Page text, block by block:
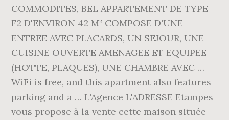
COMMODITES, BEL APPARTEMENT DE TYPE
F2 D'ENVIRON 42 M² COMPOSE D'UNE
ENTREE AVEC PLACARDS, UN SEJOUR, UNE
CUISINE OUVERTE AMENAGEE ET EQUIPEE
(HOTTE, PLAQUES), UNE CHAMBRE AVEC …
WiFi is free, and this apartment also features
parking and a … L'Agence L'ADRESSE Etampes
vous propose à la vente cette maison située